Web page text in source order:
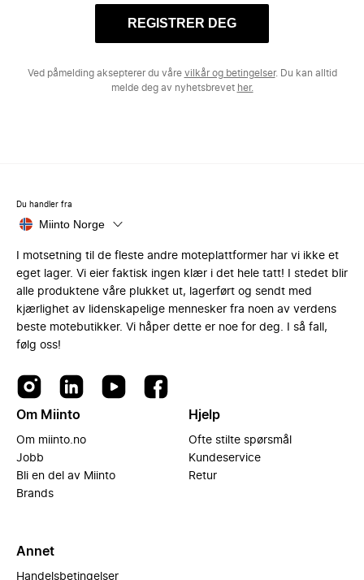
REGISTRER DEG
Ved påmelding aksepterer du våre vilkår og betingelser. Du kan alltid
melde deg av nyhetsbrevet her.
Du handler fra
Miinto Norge
I motsetning til de fleste andre moteplattformer har vi ikke et
eget lager. Vi eier faktisk ingen klær i det hele tatt! I stedet blir
alle produktene våre plukket ut, lagerført og sendt med
kjærlighet av lidenskapelige mennesker fra noen av verdens
beste motebutikker. Vi håper dette er noe for deg. I så fall,
følg oss!
Om Miinto
Om miinto.no
Jobb
Bli en del av Miinto
Brands
Hjelp
Ofte stilte spørsmål
Kundeservice
Retur
Annet
Handelsbetingelser